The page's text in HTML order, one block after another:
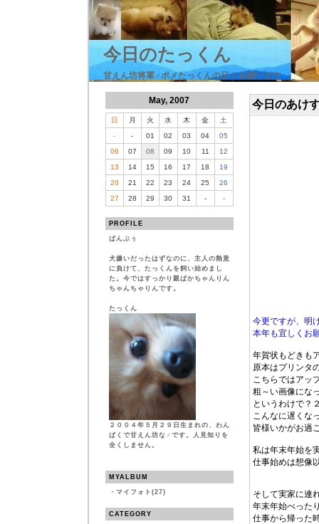
今日のたっくん
甘えん坊将軍♂ポメたっくんの日々を綴ります
May, 2007
日 月 火 水 木 金
土
-
- 01 02 03 04
05
06
07 08 09 10 11
12
13
14 15 16 17 18
19
20
21 22 23 24 25
26
27
28 29 30 31 - -
PROFILE
ばんぶぅ
犬嫌いだったはずなのに、主人の熱意
に負けて、たっくんを飼い始めまし
た。今ではすっかり親ばかちゃんりん
ちゃんちゃりんです。
たっくん
２００４年５月２９日生まれの、わん
ぱくで甘えん坊な♂です。人見知りを
全くしません。
MYALBUM
・ マイフォト(27)
CATEGORY
今日のあけ
今更ですが、明
本年も宜しくお
年賀状もどきも
原本はプリンタ
こちらではアッ
粗～い画像にな
というわけで？
こんなに遅くな
皆様いかがお過
私は年末年始を
仕事始めは想像
そして実家に連
年末年始べった
仕事から帰った